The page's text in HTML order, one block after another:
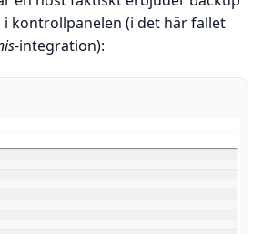
kontrollpanelen (i det här fallet
-integration):